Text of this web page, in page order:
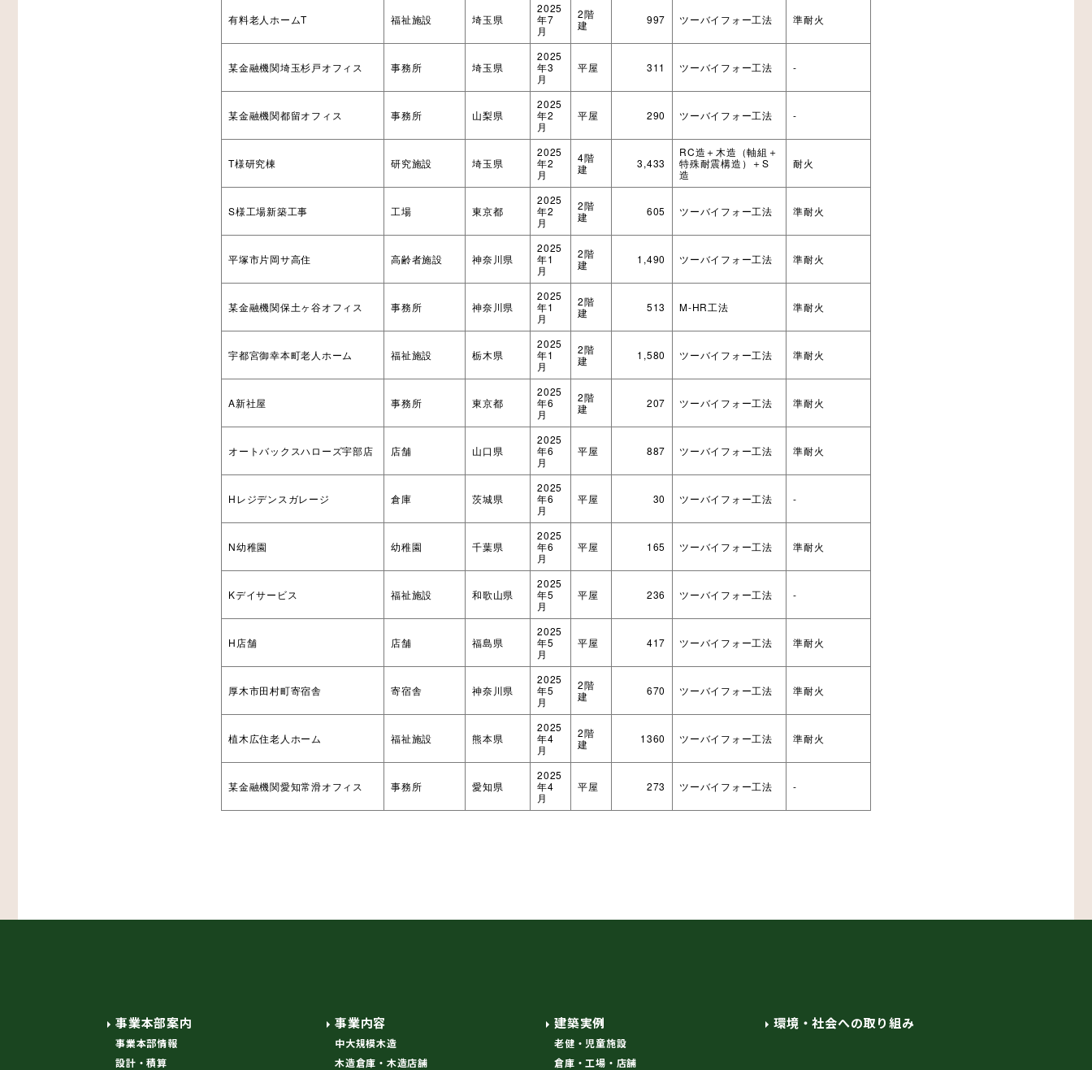
有料老人ホームT 福祉施設 埼玉県
2025
年7
月
2階
建
997 ツーバイフォー工法 準耐火
某金融機関埼玉杉戸オフィス 事務所 埼玉県
2025
年3
月
平屋 311 ツーバイフォー工法 -
某金融機関都留オフィス 事務所 山梨県
2025
年2
月
平屋 290 ツーバイフォー工法 -
T様研究棟 研究施設 埼玉県
2025
年2
月
4階
建
3,433
RC造＋木造（軸組＋
特殊耐震構造）＋S
造
耐火
S様工場新築工事 工場 東京都
2025
年2
月
2階
建
605 ツーバイフォー工法 準耐火
平塚市片岡サ高住 高齢者施設 神奈川県
2025
年1
月
2階
建
1,490 ツーバイフォー工法 準耐火
某金融機関保土ヶ谷オフィス 事務所 神奈川県
2025
年1
月
2階
建
513 M-HR工法 準耐火
宇都宮御幸本町老人ホーム 福祉施設 栃木県
2025
年1
月
2階
建
1,580 ツーバイフォー工法 準耐火
A新社屋 事務所 東京都
2025
年6
月
2階
建
207 ツーバイフォー工法 準耐火
オートバックスハローズ宇部店 店舗 山口県
2025
年6
月
平屋 887 ツーバイフォー工法 準耐火
Hレジデンスガレージ 倉庫 茨城県
2025
年6
月
平屋 30 ツーバイフォー工法 -
N幼稚園 幼稚園 千葉県
2025
年6
月
平屋 165 ツーバイフォー工法 準耐火
Kデイサービス 福祉施設 和歌山県
2025
年5
月
平屋 236 ツーバイフォー工法 -
H店舗 店舗 福島県
2025
年5
月
平屋 417 ツーバイフォー工法 準耐火
厚木市田村町寄宿舎 寄宿舎 神奈川県
2025
年5
月
2階
建
670 ツーバイフォー工法 準耐火
植木広住老人ホーム 福祉施設 熊本県
2025
年4
月
2階
建
1360 ツーバイフォー工法 準耐火
某金融機関愛知常滑オフィス 事務所 愛知県
2025
年4
月
平屋 273 ツーバイフォー工法 -
事業本部案内
事業本部情報
設計・積算
事業内容
中大規模木造
木造倉庫・木造店舗
建築実例
老健・児童施設
倉庫・工場・店舗
環境・社会への取り組み